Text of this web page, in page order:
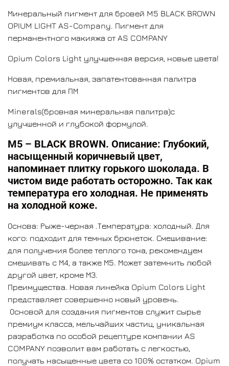
для получения более теплого тона, рекомендуем
смешивать с М4, а также М5. Может затемнить любой
другой цвет, кроме М3.
Преимущества. Новая линейка Opium Colors Light
Основой для создания пигментов служит сырье
премиум класса, мельчайших частиц, уникальная
COMPANY позволит вам работать с легкостью,
получать насыщенные цвета со 100% остатком.
Colors Light-это уникальные пигменты не имеющие
аналогов! Самый совершенный на сегодняшний
момент продукт в сфере производства красок для
перманентного макияжа.
Минеральный пигмент для бровей M5 BLACK BROWN
OPIUM LIGHT AS-Company. Пигмент для
перманентного макияжа от AS COMPANY
Opium Colors Light улучшенная версия, новые цвета!
Новая, премиальная, запатентованная палитра
пигментов для ПМ
Minerals(бровная минеральная палитра)с
улучшенной и глубокой формулой.
М5 – BLACK BROWN. Описание: Глубокий,
насыщенный коричневый цвет,
напоминает плитку горького шоколада. В
чистом виде работать осторожно. Так как
температура его холодная. Не применять
на холодной коже.
Основа: Рыже-черная .Температура: холодный. Для
кого: подходит для темных брюнеток. Смешивание:
для получения более теплого тона, рекомендуем
смешивать с М4, а также М5. Может затемнить любой
другой цвет, кроме М3.
Преимущества. Новая линейка Opium Colors Light
представляет совершенно новый уровень.
Основой для создания пигментов служит сырье
премиум класса, мельчайших частиц, уникальная
разработка по особой рецептуре компании AS
COMPANY позволит вам работать с легкостью,
получать насыщенные цвета со 100% остатком. Opium